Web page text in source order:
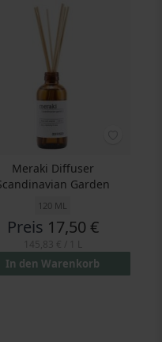
Meraki Diffuser
Garden
120 ML
Preis 17,50 €
In den Warenkorb